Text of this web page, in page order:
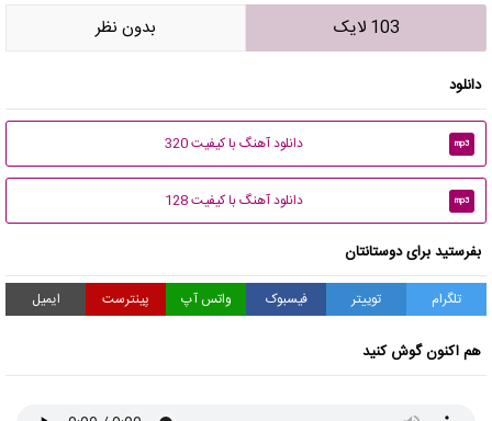
103 لایک بدون نظر
دانلود
mp3 دانلود آهنگ با کیفیت 320
mp3 دانلود آهنگ با کیفیت 128
بفرستید برای دوستانتان
تلگرام توییتر فیسبوک واتس آپ پینترست ایمیل
هم اکنون گوش کنید